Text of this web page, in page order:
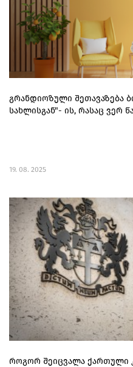
გრანდიოზული შეთავაზება
სახლისგან"- ის, რასაც ვერ
19. 08. 2025
როგორ შეიცვალა ქართული